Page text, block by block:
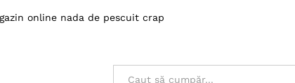
online nada de pescuit crap
Toate